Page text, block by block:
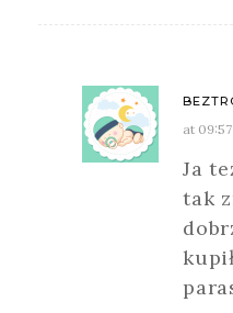
at 09:57
Ja
tak